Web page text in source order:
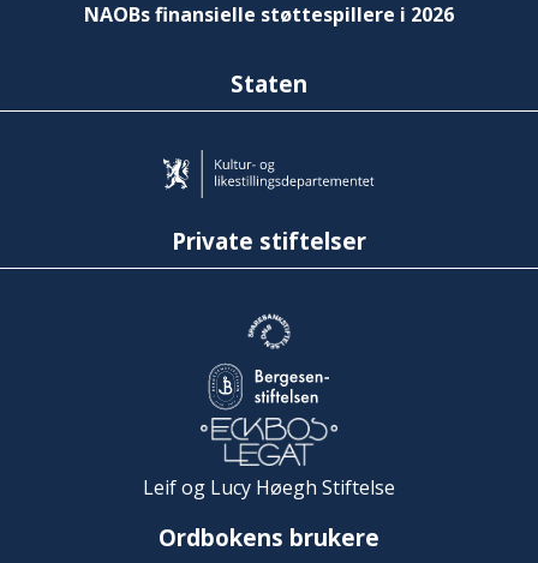
NAOBs finansielle støttespillere i 2026
Staten
Private stiftelser
Leif og Lucy Høegh Stiftelse
Ordbokens brukere